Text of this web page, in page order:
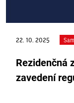
22. 10. 2025
Rezidenčná
zavedení